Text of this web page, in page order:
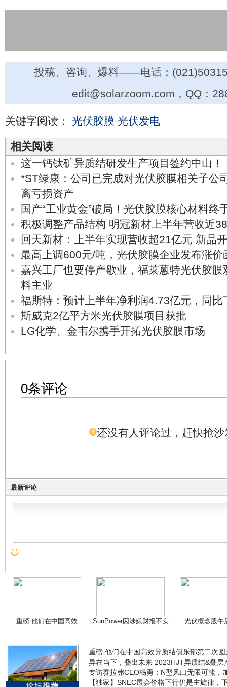
投稿、咨询、爆料——电话：
edit@solarzoom.com，QQ：
关键字阅读： 光伏胶膜 光伏发电
相关阅读
这一钙钛矿异质结研发生产项目签约中山！
*ST绿康：公司已完成对光伏胶膜相关子公
离亏损资产
国产“工业黄金”破局！光伏胶膜核心材料终
积极调整产品结构 明冠新材上半年营收近
回天新材：上半年实现营收超21亿元 新品
最高上调600元/吨，光伏胶膜企业发布涨价
嘉兴工厂也要停产歇业，福莱蒽特光伏胶
料主业
福斯特：预计上半年净利润4.73亿元，同比
斯威克2亿平方米光伏胶膜项目获批
LG化学、金韦尔携手开拓光伏胶膜市场
0条评论
还没有人评论过，赶快抢沙
最新评论
重磅 他们在中国高效 SunPower因涉嫌财报不实 光伏概念股午
重磅 他们在中国高效异质结俱乐部第二次
异在当下，叠出未来 2023HJT异质结&叠层
专访赛拉弗CEO杨勇：N型风口无限可能，
【独家】SNEC展会价格下行仍是主旋律，